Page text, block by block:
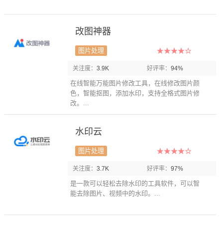
改图神器
图片处理
关注度： 3.9K 好评率： 94%
在线智能万能图片修改工具，在线修改图片颜
色，智能抠图，添加水印，支持全格式图片修
改。...
水印云
图片处理
关注度： 3.7K 好评率： 97%
是一款可以轻松去除水印的工具软件，可以智
能去除图片、视频中的水印。...